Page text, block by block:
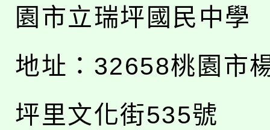
園市立瑞坪國民中學
地址： 32658桃園市
坪里文化街535號